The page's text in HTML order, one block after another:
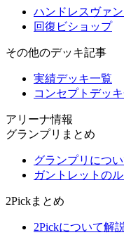
ハンドレスヴァ
回復ビショップ
その他のデッキ記事
実績デッキ一覧
コンセプトデッ
アリーナ情報
グランプリまとめ
グランプリにつ
ガントレットの
2Pickまとめ
2Pickについて解説